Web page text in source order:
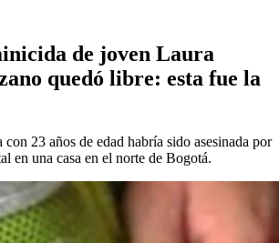
de joven Laura
quedó libre: esta fue la
23 años de edad habría sido asesinada por
en una casa en el norte de Bogotá.